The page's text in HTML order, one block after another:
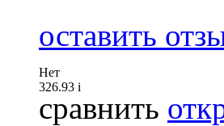
оставить
Нет
326.93 i
сравнить